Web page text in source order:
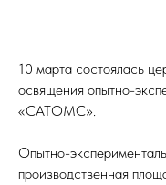
10 марта состоялась
освящения опытно-
«САТОМС».
Опытно-
производственная